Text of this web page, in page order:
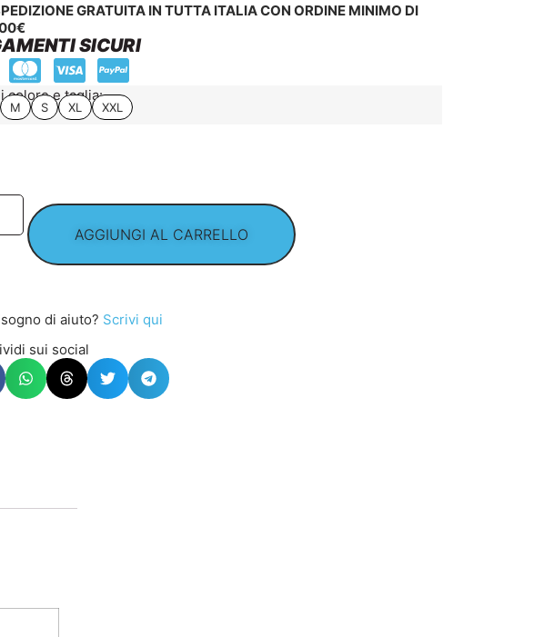
GRATUITA IN TUTTA ITALIA CON ORDINE MINIMO DI
SICURI
colore e taglia:
M S XL XXL
AGGIUNGI AL CARRELLO
di aiuto? Scrivi qui
sui social